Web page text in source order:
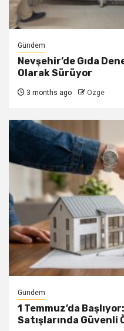
Gündem
Nevşehir’de Gıda
Olarak Sürüyor
3 months ago Ozge
Gündem
1 Temmuz’da
Satışlarında Güvenli